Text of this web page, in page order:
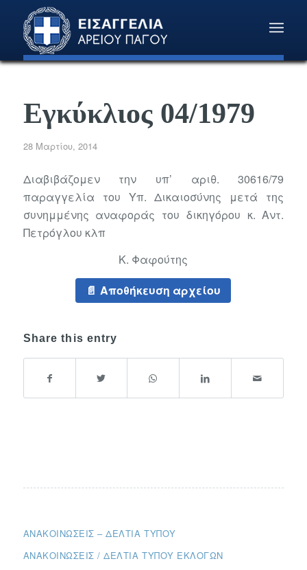
Εγκύκλιος 04/1979
28 Μαρτίου, 2014
Διαβιβάζομεν την υπ’ αριθ. 30616/79
παραγγελία του Υπ. Δικαιοσύνης μετά της
συνημμένης αναφοράς του δικηγόρου κ. Αντ.
Πετρόγλου κλπ
Κ. Φαφούτης
Αποθήκευση αρχείου
Share this entry
ΑΝΑΚΟΙΝΏΣΕΙΣ – ΔΕΛΤΊΑ ΤΎΠΟΥ
ΑΝΑΚΟΙΝΏΣΕΙΣ / ΔΕΛΤΊΑ ΤΎΠΟΥ ΕΚΛΟΓΏΝ